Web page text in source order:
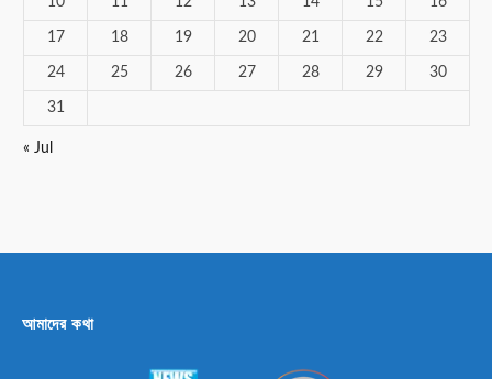
17 18 19 20 21 22 23
24 25 26 27 28 29 30
31
« Jul
আমাদের কথা